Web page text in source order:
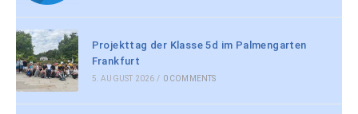
Projekttag der Klasse 5d im Palmengarten
Frankfurt
5. AUGUST 2026 / 0 COMMENTS